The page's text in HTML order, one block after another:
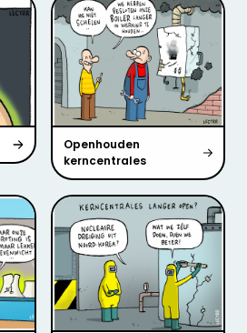
Openhouden
kerncentrales